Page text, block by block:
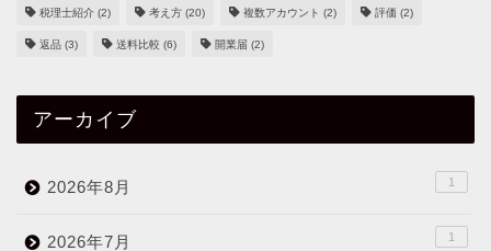
税理士紹介 (2) 考え方 (20) 複数アカウント (2) 評価 (2)
返品 (3) 送料比較 (6) 開業届 (2)
アーカイブ
2026年8月 1
2026年7月 1